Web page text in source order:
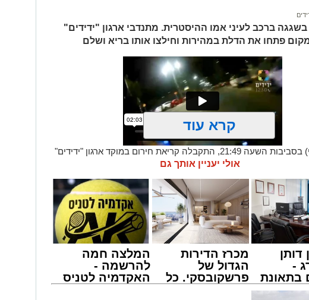
בשגגה ברכב לעיני אמו ההיסטרית. מתנדבי ארגון "ידידים"
פתחו את הדלת במהירות וחילצו אותו בריא ושלם
אמש (חמישי) בסביבות השעה 21:49, התקבלה קריאת חירום במוקד ארגון "ידידים"
שננעל בשגגה ברכב לעיני אמו הדואגת, ברחוב כ"ט בנובמבר באשקלון.
מוקדן ידידים שקיבל את השיחה, הזניק מיד כוחות לסיוע. דניאל
יחידת האופנועים, יחד עם מאיר אבוקרט, מתנדב הסניף המקומי,
והגיעו לזירה בתוך זמן קצר. בעזרת ציוד ייעודי שברשותם, פעלו
ובמהירות, וחלצו את התינוק בשלום וללא שנגרם נזק לכלי הרכב.
סיפר על רגעי הדרמה: "בזמן שחילקתי עלונים בבית הכנסת, קיבלתי
יצאתי מיד למקום ופגשתי באמא שהייתה בבכי ובהיסטריה מכך
עיניה, בזמן שעוברי אורח מסביב ניסו להרגיע אותה. בפעולות חילוץ
הצלחתי להוציא את התינוק הקטן בשלום. כשדלת הרכב נפתחה,
התרגשות גדולות של הנוכחים. האם הודתה לי בהתרגשות ואמרה
קרא עוד
אולי יעניין אותך גם
דותן
-
בתאונת
מכרז הדירות
הגדול של
פרשקובסקי. כל
המלצה חמה
להרשמה -
האקדמיה לטניס